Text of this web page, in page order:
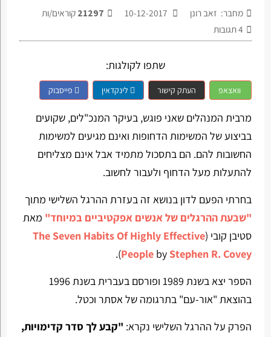
מחבר: זאב רונן 21297 קוראים/ות
4תגובות
שתפו לקולגות:
וואצאפ העתק קישור לינקדאין פייסבוק
מרבית המנהלים שאני פוגש, בעיקר המנכ"לים, שקועים
בביצוע של המשימות הדחופות ואינם מגיעים למשימות
החשובות להם. הם בתסכול מתמיד אבל אינם מצליחים
להתעלות מעל הדחוף ולעבור לחשוב.
בחרתי הפעם לדון בנושא זה בעזרת ההרגל השלישי מתוך
"שבעת ההרגלים של אנשים אפקטיביים במיוחד" מאת
סטיבן קובי (The Seven Habits Of Highly Effective
People by Stephen R. Covey
).
הספר יצא בשנת 1989 ופורסם בעברית בשנת 1996
בהוצאת "אור-עם" בתרגומה של אסתר וכטל.
הפרק על ההרגל השלישי נקרא: "קבע לך סדר קדימויות,